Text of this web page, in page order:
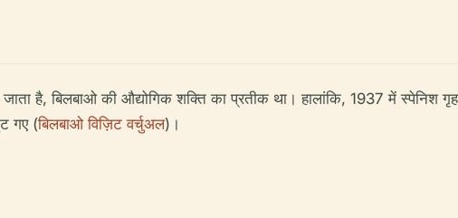
है, बिलबाओ की औद्योगिक शक्ति का प्रतीक था। हालांकि, 1937 में स्पेनिश
गए (बिलबाओ विज़िट वर्चुअल)।